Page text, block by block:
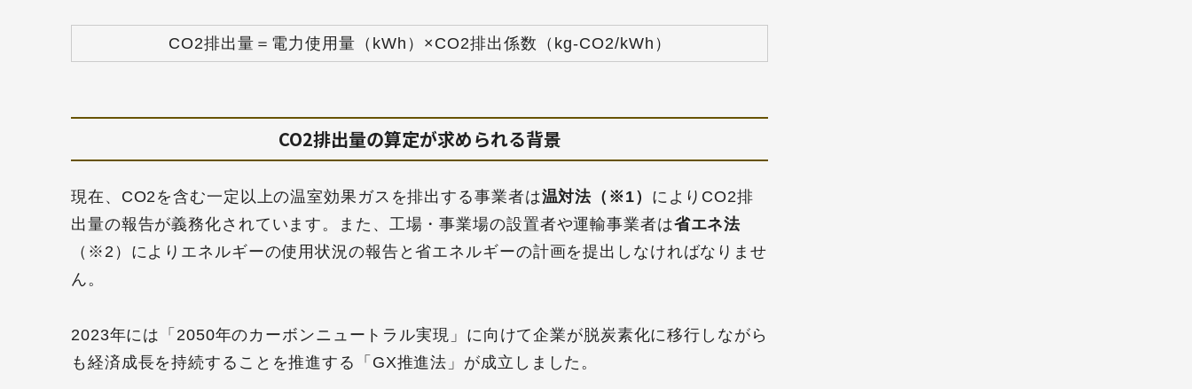
CO2排出量＝電力使用量（kWh）×CO2排出係数（kg-CO2/kWh）
CO2排出量の算定が求められる背景
現在、CO2を含む一定以上の温室効果ガスを排出する事業者は温対法（※1） によりCO2排
出量の報告が義務化されています。また、工場・事業場の設置者や運輸事業者は省エネ法
（※2）によりエネルギーの使用状況の報告と省エネルギーの計画を提出しなければなりませ
ん。
2023年には「2050年のカーボンニュートラル実現」に向けて企業が脱炭素化に移行しながら
も経済成長を持続することを推進する「GX推進法」が成立しました。